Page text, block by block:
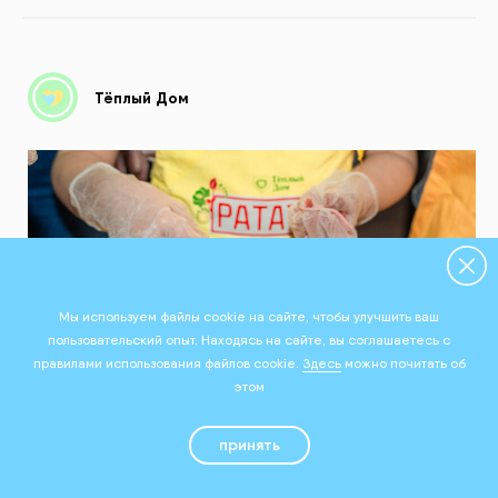
Тёплый Дом
Мы используем файлы cookie на сайте, чтобы улучшить ваш
пользовательский опыт. Находясь на сайте, вы соглашаетесь с
правилами использования файлов cookie. Здесьможно почитать об
этом
принять